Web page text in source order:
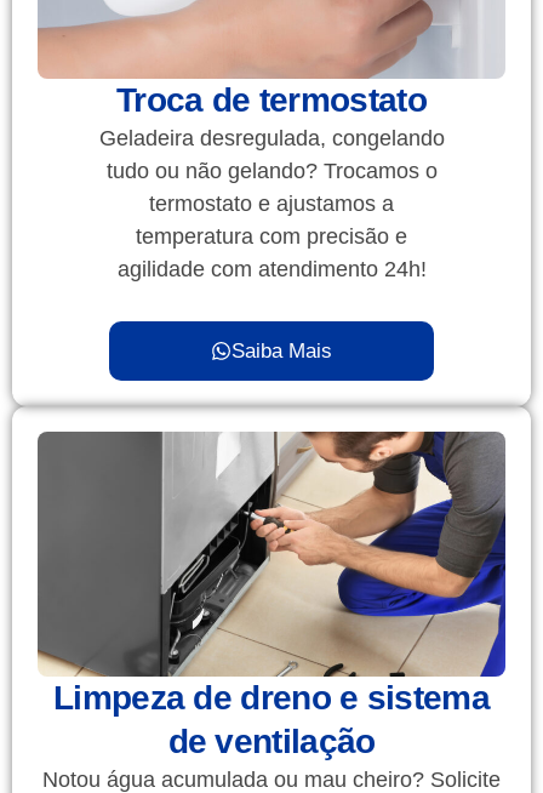
Troca de termostato
Geladeira desregulada, congelando
tudo ou não gelando? Trocamos o
termostato e ajustamos a
temperatura com precisão e
agilidade com atendimento 24h!
Saiba Mais
Limpeza de dreno e sistema
de ventilação
Notou água acumulada ou mau cheiro? Solicite